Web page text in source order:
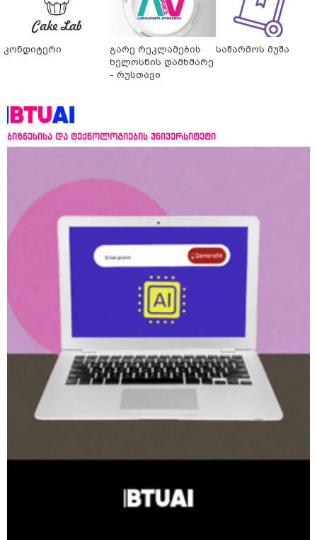
კონდიტერი
გარე რეკლამების
ხელოსნის დამხმარე
- რუსთავი
საწარმოს მუშა
ბიზნესისა და ტექნოლოგიების უნივერსიტეტი